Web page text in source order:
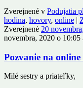
Zverejnené v Podujatia
hodina, hovory, online |
Zverejnené 20
novembra, 2020 o 10:05
Pozvanie na online
Milé sestry a priateľky,